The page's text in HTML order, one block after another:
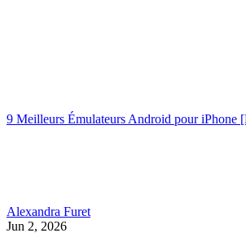
9 Meilleurs Émulateurs Android pour iPhone
Alexandra Furet
Jun 2, 2026